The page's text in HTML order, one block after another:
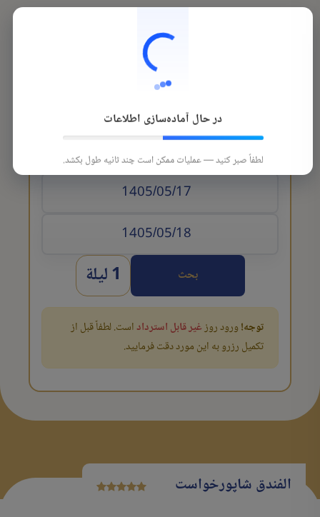
تاريخ الوصول
بحث 1 ليلة
توجه!ورود روزغیر قابل استرداداست. لطفاً قبل از
تکمیل رزرو به این مورد دقت فرمایید.
در حال آماده‌سازی اطلاعات
لطفاً صبر کنید — عملیات ممکن است چند ثانیه طول بکشد.
الفندق شاپورخواست